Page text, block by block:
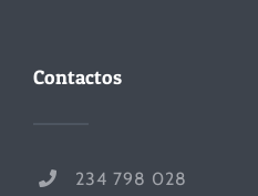
Contactos
234 798 028